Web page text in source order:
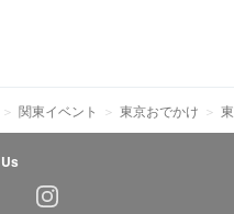
関東イベント 東京おでかけ